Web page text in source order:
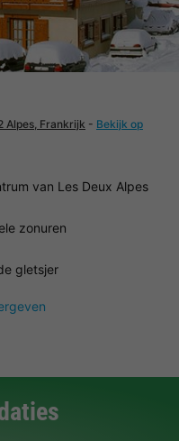
Alpes, Frankrijk - Bekijk op
van Les Deux Alpes
zonuren
gletsjer